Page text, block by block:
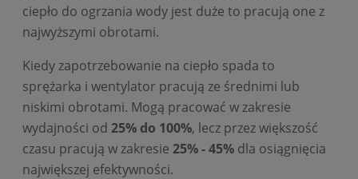
ciepło do ogrzania wody jest duże to pracują one z
najwyższymi obrotami.
Kiedy zapotrzebowanie na ciepło spada to
sprężarka i wentylator pracują ze średnimi lub
niskimi obrotami. Mogą pracować w zakresie
wydajności od 25% do 100%, lecz przez większość
czasu pracują w zakresie 25% - 45% dla osiągnięcia
największej efektywności.